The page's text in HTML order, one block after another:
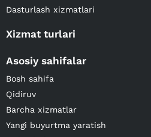
Dasturlash xizmatlari
Xizmat turlari
Asosiy sahifalar
Bosh sahifa
Qidiruv
Barcha xizmatlar
Yangi buyurtma yaratish